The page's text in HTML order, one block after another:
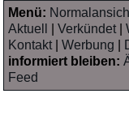
Menü:
Aktuell
|Verkündet|
Kontakt|Werbung
informiert bleiben:
Feed